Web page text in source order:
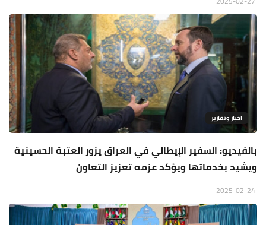
اخبار وتقارير
بالفيديو: السفير الإيطالي في العراق يزور العتبة الحسينية
ويشيد بخدماتها ويؤكد عزمه تعزيز التعاون